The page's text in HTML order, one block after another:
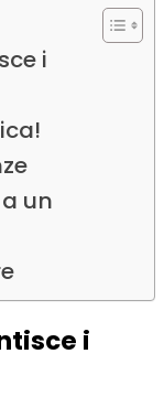
i
un
i